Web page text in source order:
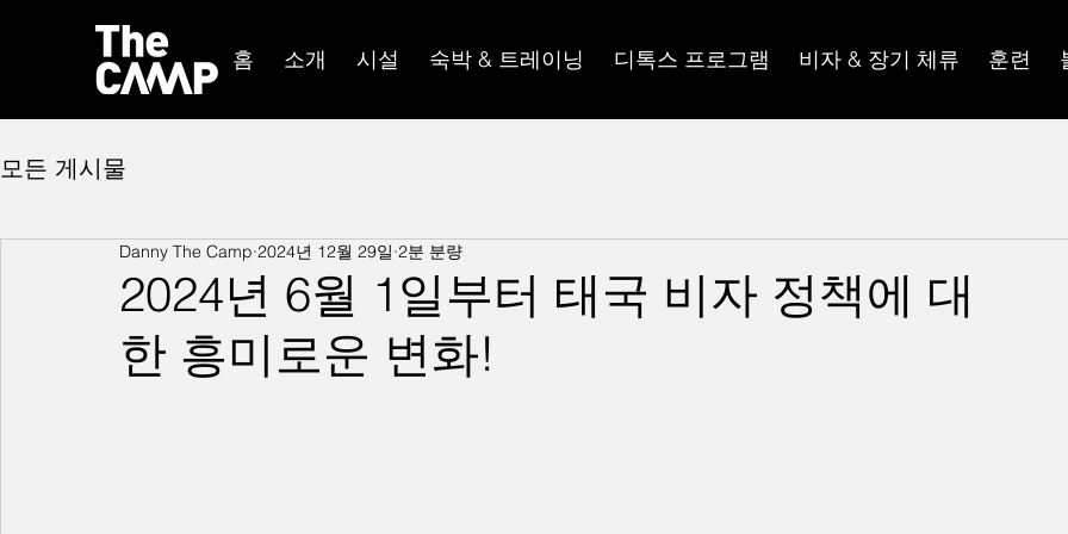
홈 소개 시설 숙박 & 트레이닝 디톡스 프로그램 비자 & 장기 체류 훈련
모든 게시물
2024년 6월 1일부터 태국 비자 정책에 대
한 흥미로운 변화!
Danny The Camp 2024년 12월 29일 2분 분량